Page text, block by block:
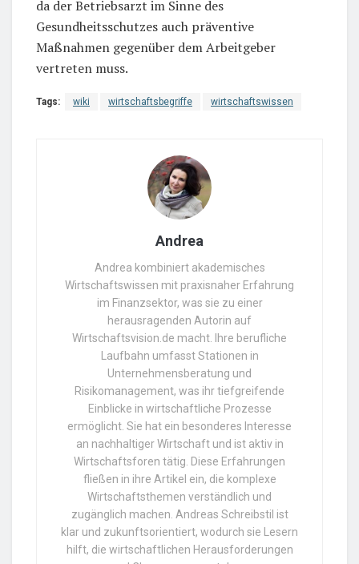
da der Betriebsarzt im Sinne des
Gesundheitsschutzes auch präventive
Maßnahmen gegenüber dem Arbeitgeber
vertreten muss.
Tags: wiki wirtschaftsbegriffe wirtschaftswissen
Andrea
Andrea kombiniert akademisches
Wirtschaftswissen mit praxisnaher Erfahrung
im Finanzsektor, was sie zu einer
herausragenden Autorin auf
Wirtschaftsvision.de macht. Ihre berufliche
Laufbahn umfasst Stationen in
Unternehmensberatung und
Risikomanagement, was ihr tiefgreifende
Einblicke in wirtschaftliche Prozesse
ermöglicht. Sie hat ein besonderes Interesse
an nachhaltiger Wirtschaft und ist aktiv in
Wirtschaftsforen tätig. Diese Erfahrungen
fließen in ihre Artikel ein, die komplexe
Wirtschaftsthemen verständlich und
zugänglich machen. Andreas Schreibstil ist
klar und zukunftsorientiert, wodurch sie Lesern
hilft, die wirtschaftlichen Herausforderungen